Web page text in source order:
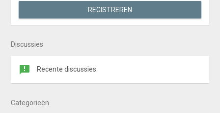
REGISTREREN
Discussies
Recente discussies
Categorieën